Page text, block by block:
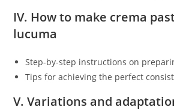
IV. How to make crema
lucuma
Step-by-step instructions on
Tips for achieving the perfect
V. Variations and